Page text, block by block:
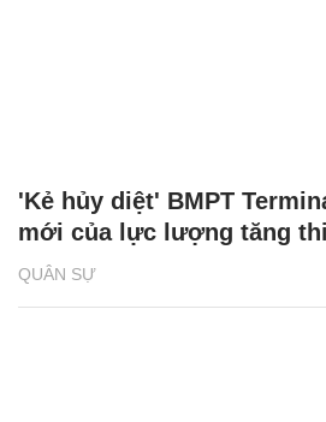
QUÂN SỰ
'Kẻ hủy diệt' BMPT
mới của lực lượng tăng